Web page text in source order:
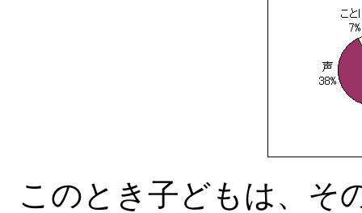
このとき子どもは、そ